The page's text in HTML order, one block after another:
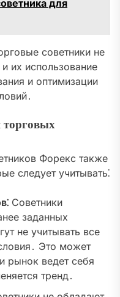
для
советники не
их использование
и оптимизации
торговых
Форекс также
следует учитывать⁚
Советники
заданных
не учитывать все
Это может
рынок ведет себя
тренд․